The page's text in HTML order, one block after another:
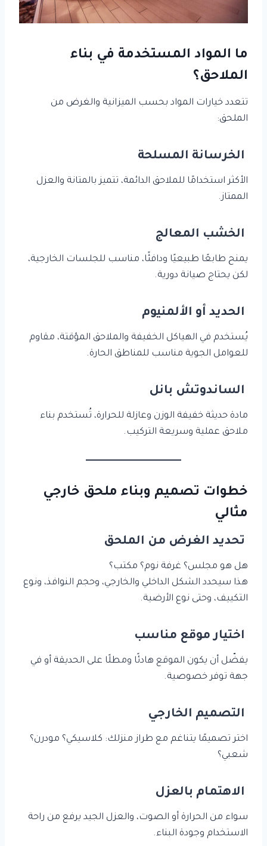
ما المواد المستخدمة في بناء
الملاحق؟
تتعدد خيارات المواد بحسب الميزانية والغرض من
الملحق:
الخرسانة المسلحة
الأكثر استخدامًا للملاحق الدائمة، تتميز بالمتانة والعزل
الممتاز.
الخشب المعالج
يمنح طابعًا طبيعيًا ودافئًا، مناسب للجلسات الخارجية،
لكن يحتاج صيانة دورية.
الحديد أو الألمنيوم
يُستخدم في الهياكل الخفيفة والملاحق المؤقتة، مقاوم
للعوامل الجوية مناسب للمناطق الحارة.
الساندوتش بانل
مادة حديثة خفيفة الوزن وعازلة للحرارة، تُستخدم بناء
ملاحق عملية وسريعة التركيب.
خطوات تصميم وبناء ملحق خارجي
مثالي
تحديد الغرض من الملحق
هل هو مجلس؟ غرفة نوم؟ مكتب؟
هذا سيحدد الشكل الداخلي والخارجي، وحجم النوافذ، ونوع
التكييف، وحتى نوع الأرضية.
اختيار موقع مناسب
يفضّل أن يكون الموقع هادئًا ومطلًا على الحديقة أو في
جهة توفر خصوصية.
التصميم الخارجي
اختر تصميمًا يتناغم مع طراز منزلك: كلاسيكي؟ مودرن؟
شعبي؟
الاهتمام بالعزل
سواء من الحرارة أو الصوت، والعزل الجيد يرفع من راحة
الاستخدام وجودة البناء.